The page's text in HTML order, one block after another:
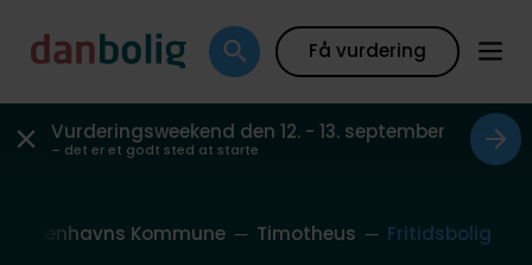
Få vurdering
Vurderingsweekend den 12. - 13. september
– det er et godt sted at starte
Københavns Kommune Timotheus Fritidsbolig